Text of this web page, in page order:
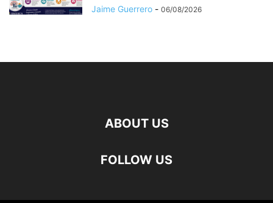
Jaime Guerrero - 06/08/2026
ABOUT US
FOLLOW US